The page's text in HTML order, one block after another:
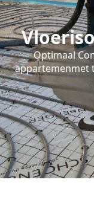
Optimaal
appartemenmet